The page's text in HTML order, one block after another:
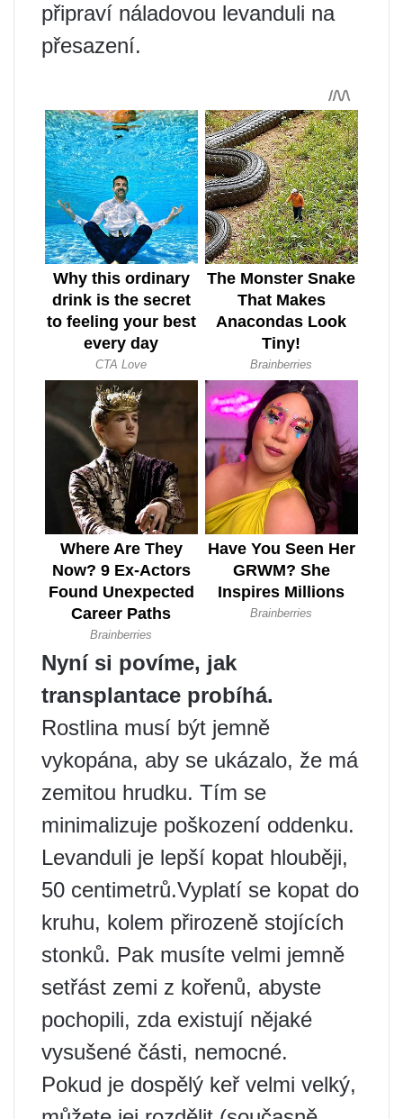
připraví náladovou levanduli na
přesazení.
Nyní si povíme, jak
transplantace probíhá.
Rostlina musí být jemně
vykopána, aby se ukázalo, že má
zemitou hrudku. Tím se
minimalizuje poškození oddenku.
Levanduli je lepší kopat hlouběji,
50 centimetrů.Vyplatí se kopat do
kruhu, kolem přirozeně stojících
stonků. Pak musíte velmi jemně
setřást zemi z kořenů, abyste
pochopili, zda existují nějaké
vysušené části, nemocné.
Pokud je dospělý keř velmi velký,